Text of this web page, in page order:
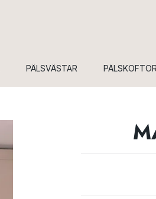
PÄLSVÄSTAR PÄLSKOFTOR